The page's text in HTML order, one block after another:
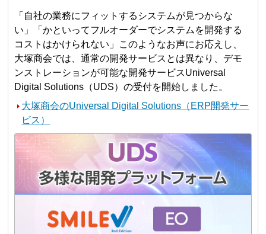
「自社の業務にフィットするシステムが見つからな
い」「かといってフルオーダーでシステムを開発する
コストはかけられない」このようなお声にお応えし、
大塚商会では、通常の開発サービスとは異なり、デモ
ンストレーションが可能な開発サービスUniversal
Digital Solutions（UDS）の受付を開始しました。
大塚商会のUniversal Digital Solutions（ERP開発サー
ビス）